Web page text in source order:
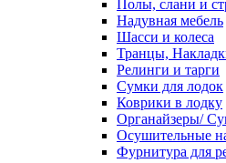
Полы, слани и
Надувная мебель
Шасси и колеса
Транцы,
Релинги и тарги
Сумки для лодок
Коврики в лодку
Органайзеры/
Осушительные
Фурнитура для